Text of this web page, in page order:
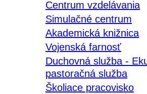
Centrum vzdelávania
Simulačné centrum
Akademická knižnica
Vojenská farnosť
Duchovná služba -
pastoračná služba
Školiace pracovisko